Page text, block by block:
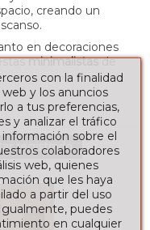
creando un
en decoraciones
minimalistasde
registrado
con la finalidad
y los anuncios
a tus preferencias,
y analizar el tráfico
sobre el
colaboradores
web, quienes
que les haya
a partir del uso
puedes
en cualquier